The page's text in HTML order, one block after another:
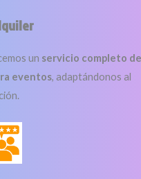
un servicio completo de
eventos, adaptándonos al